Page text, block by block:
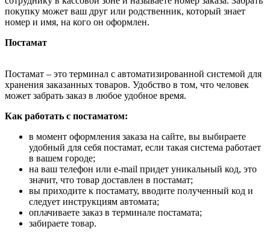
покупку может ваш друг или родственник, который знает
номер и имя, на кого он оформлен.
Постамат
Постамат – это терминал с автоматизированной системой для
хранения заказанных товаров. Удобство в том, что человек
может забрать заказ в любое удобное время.
Как работать с постаматом:
в момент оформления заказа на сайте, вы выбираете
удобный для себя постамат, если такая система работает
в вашем городе;
на ваш телефон или e-mail придет уникальный код, это
значит, что товар доставлен в постамат;
вы приходите к постамату, вводите полученный код и
следует инструкциям автомата;
оплачиваете заказ в терминале постамата;
забираете товар.